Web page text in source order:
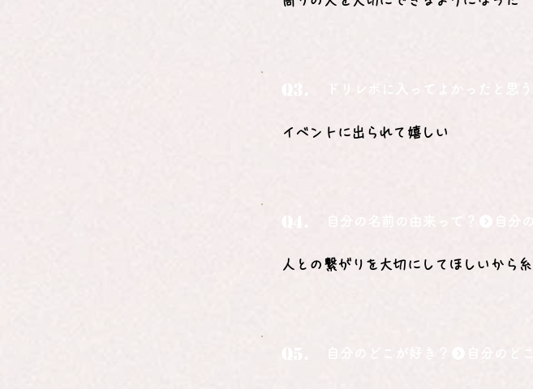
イベントに出られて嬉しい
人との繋がりを大切にしてほしいから